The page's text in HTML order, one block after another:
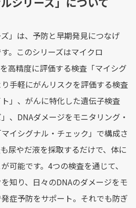
ズ」は、予防と早期発見につなげ
。このシリーズはマイクロ
高精度に評価する検査「マイシグ
手軽にがんリスクを評価する検査
ト」、がんに特化した遺伝子検査
、DNAダメージをモニタリング・
イシグナル・チェック」で構成さ
尿やだ液を採取するだけで、体に
可能です。4つの検査を通じて、
知り、日々のDNAのダメージをモ
症予防をサポート。それでも防ぎ